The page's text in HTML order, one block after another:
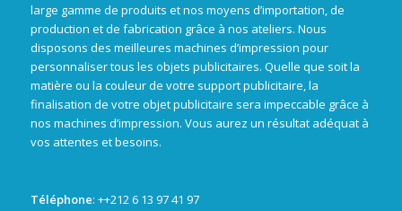
large gamme de produits et nos moyens d’importation, de
production et de fabrication grâce à nos ateliers. Nous
disposons des meilleures machines d’impression pour
personnaliser tous les objets publicitaires. Quelle que soit la
matière ou la couleur de votre support publicitaire, la
finalisation de votre objet publicitaire sera impeccable grâce à
nos machines d’impression. Vous aurez un résultat adéquat à
vos attentes et besoins.
Téléphone: ++212 6 13 97 41 97